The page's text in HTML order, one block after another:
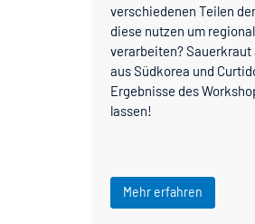
verschiedenen Teilen
diese nutzen um
verarbeiten?
aus Südkorea und
Ergebnisse des
lassen!
Mehr erfahren